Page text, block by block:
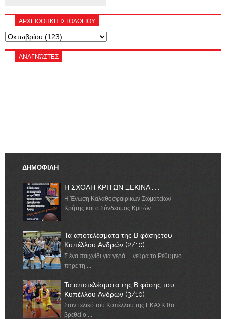
ΑΡΧΕΙΟΘΗΚΗ ΙΣΤΟΛΟΓΙΟΥ
ΑΝΑΓΝΏΣΤΕΣ
ΔΗΜΟΦΙΛΗ
Η ΣΧΟΛΗ ΚΡΙΤΩΝ ΞΕΚΙΝΑ.......
Η Ένωση Καλαθοσφαιρικών Σωματείων
Κρήτης και ο Σύνδεσμος Κριτών ...
Τα αποτελέσματα της Β φάσηςτου
Κυπέλλου Ανδρών (2/10)
Σ ένα παιχνίδι για γερά… νεύρα το Ρέθυμνο
πήρε τη ...
Τα αποτελέσματα της Β φάσης του
Κυπέλλου Ανδρών (3/10)
Στον τελικό του Κυπέλλου της ΕΚΑΣΚ θα
βρεθεί ο ...